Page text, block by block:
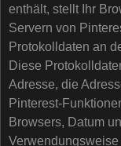
enthält, stellt Ihr
Servern von
Protokolldaten an
Diese
Adresse, die
Pinterest-
Browsers, Datum